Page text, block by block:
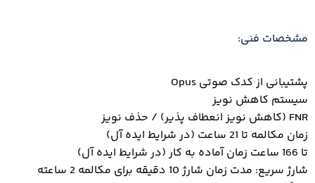
مشخصات فنی:
پشتیبانی از کدک صوتی Opus
سیستم کاهش نویز
FNR (کاهش نویز انعطاف پذیر) / حذف نویز
زمان مکالمه تا 21 ساعت (در شرایط ایده آل)
تا 166 ساعت زمان آماده به کار (در شرایط ایده آل)
شارژ سریع: مدت زمان شارژ 10 دقیقه برای مکالمه 2 ساعته